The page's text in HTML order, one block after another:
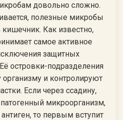
довольно сложно.
полезные микробы
Как известно,
самое активное
защитных
островки-подразделения
и контролируют
Если через ссадину,
микроорганизм,
то первым вступит